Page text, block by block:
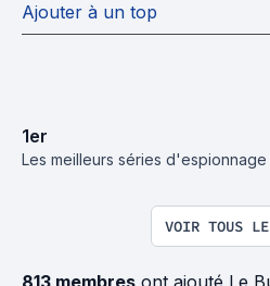
Ajouter à un top
1er
Les meilleurs séries d'espionnage
VOIR TOUS
813 membres ont ajouté Le